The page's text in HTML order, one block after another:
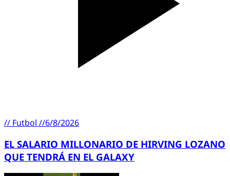
// Futbol //6/8/2026
EL SALARIO MILLONARIO DE HIRVING LOZANO
QUE TENDRÁ EN EL GALAXY